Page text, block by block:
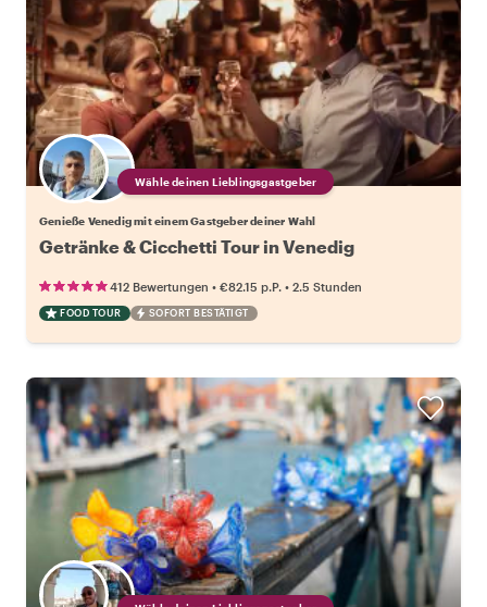
Wähle deinen Lieblingsgastgeber
Genieße Venedig mit einem Gastgeber deiner Wahl
Getränke & Cicchetti Tour in Venedig
412 Bewertungen • €82.15 p.P. • 2.5 Stunden
FOOD TOUR SOFORT BESTÄTIGT